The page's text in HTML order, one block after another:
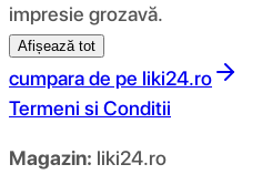
impresie grozavă.
Afișează tot
cumpara de pe liki24.ro
Termeni si Conditii
Magazin: liki24.ro